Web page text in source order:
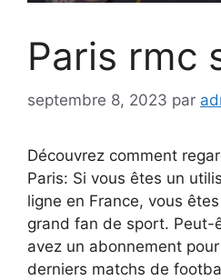
Paris rmc
septembre 8, 2023 par
Découvrez comment
Paris: Si vous êtes un
ligne en France, vous
grand fan de sport. Peut-
avez un abonnement
derniers matchs de